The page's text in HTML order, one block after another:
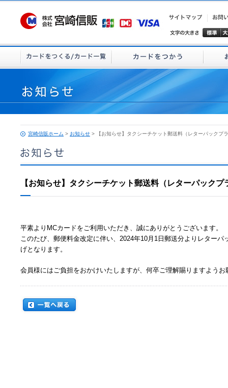
宮崎信販ホーム > お知らせ > 【お知らせ】タクシーチケット郵送料（レターパックプ
【お知らせ】タクシーチケット郵送料（レターパック
平素よりMCカードをご利用いただき、誠にありがとうございます。
このたび、郵便料金改定に伴い、2024年10月1日郵送分よりレター
げとなります。
会員様にはご負担をおかけいたしますが、何卒ご理解賜りますようお